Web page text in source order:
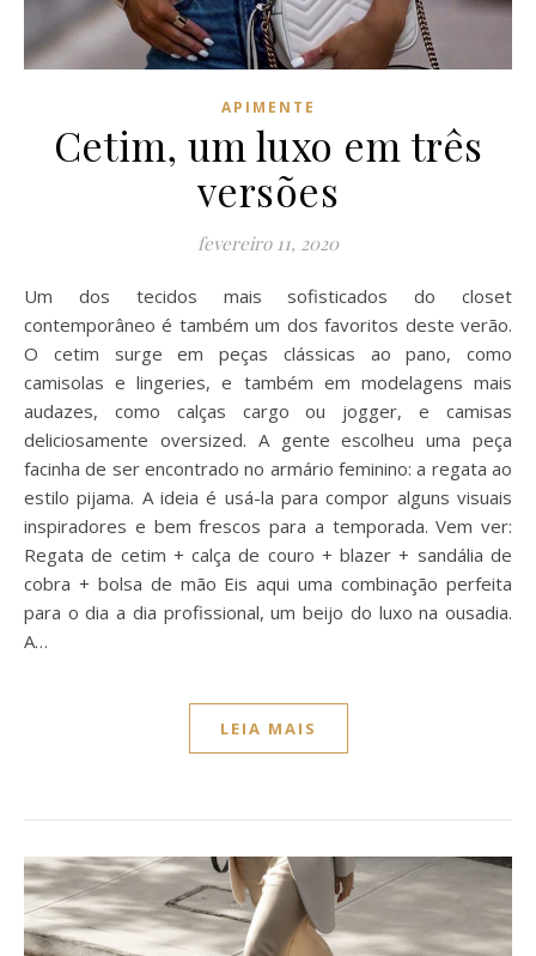
APIMENTE
Cetim, um luxo em três
versões
fevereiro 11, 2020
Um dos tecidos mais sofisticados do closet
contemporâneo é também um dos favoritos deste verão.
O cetim surge em peças clássicas ao pano, como
camisolas e lingeries, e também em modelagens mais
audazes, como calças cargo ou jogger, e camisas
deliciosamente oversized. A gente escolheu uma peça
facinha de ser encontrado no armário feminino: a regata ao
estilo pijama. A ideia é usá-la para compor alguns visuais
inspiradores e bem frescos para a temporada. Vem ver:
Regata de cetim + calça de couro + blazer + sandália de
cobra + bolsa de mão Eis aqui uma combinação perfeita
para o dia a dia profissional, um beijo do luxo na ousadia.
A…
LEIA MAIS